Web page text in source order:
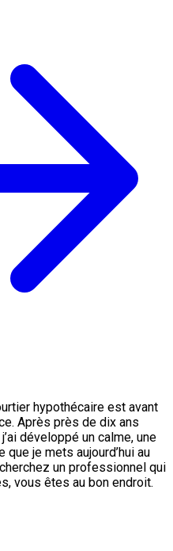
hypothécaire est avant
Après près de dix ans
développé un calme, une
que je mets aujourd’hui au
un professionnel qui
vous êtes au bon endroit.